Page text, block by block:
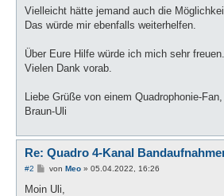
Vielleicht hätte jemand auch die
Das würde mir ebenfalls weiterhelfen.
Über Eure Hilfe würde ich mich sehr freuen.
Vielen Dank vorab.
Liebe Grüße von einem Quadrophonie-Fan,
Braun-Uli
Re: Quadro 4-Kanal
#2
B
i
von Meo» 05.04.2022, 16:26
Moin Uli,